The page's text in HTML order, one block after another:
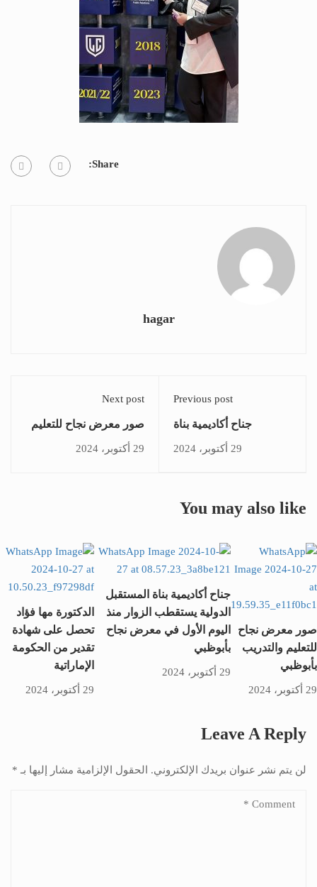
Share:
hagar
Previous post
جناح أكاديمية بناة
المستقبل الدولية
29 أكتوبر، 2024
Next post
صور معرض نجاح للتعليم
والتدريب بأبوظبي
29 أكتوبر، 2024
You may also like
صور معرض نجاح
للتعليم والتدريب
بأبوظبي
29 أكتوبر، 2024
جناح أكاديمية بناة المستقبل
الدولية يستقطب الزوار منذ
اليوم الأول في معرض نجاح
بأبوظبي
29 أكتوبر، 2024
الدكتورة مها فؤاد
تحصل على شهادة
تقدير من الحكومة
الإماراتية
29 أكتوبر، 2024
Leave A Reply
لن يتم نشر عنوان بريدك الإلكتروني. الحقول الإلزامية مشار إليها بـ *